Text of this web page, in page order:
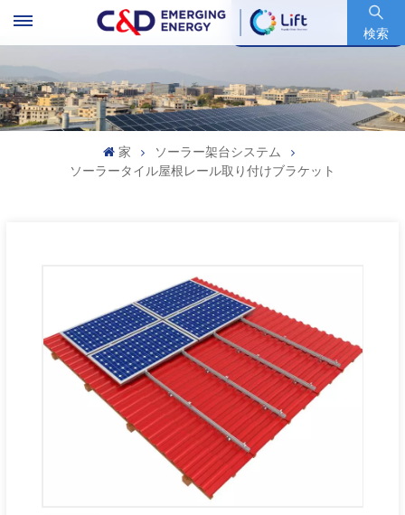
検索
銘柄コード : 600153.SH
家
ソーラー架台システム
ソーラータイル屋根レール取り付けブラケット